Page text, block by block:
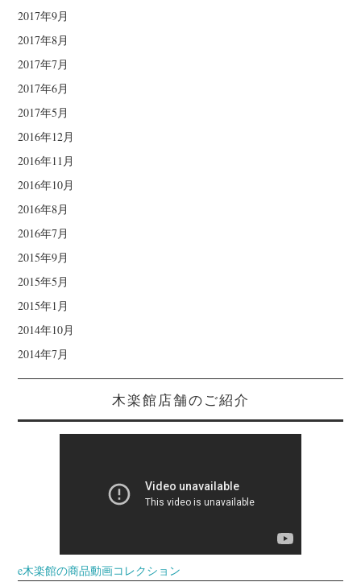
2017年9月
2017年8月
2017年7月
2017年6月
2017年5月
2016年12月
2016年11月
2016年10月
2016年8月
2016年7月
2015年9月
2015年5月
2015年1月
2014年10月
2014年7月
木楽館店舗のご紹介
e木楽館の商品動画コレクション